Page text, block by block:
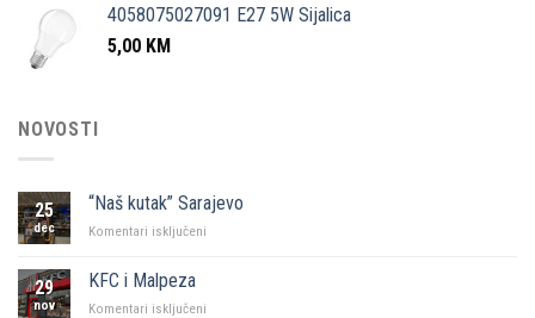
4058075027091 E27 5W Sijalica
5,00 KM
NOVOSTI
25
dec
“Naš kutak” Sarajevo
Komentari isključeni
29
nov
KFC i Malpeza
Komentari isključeni